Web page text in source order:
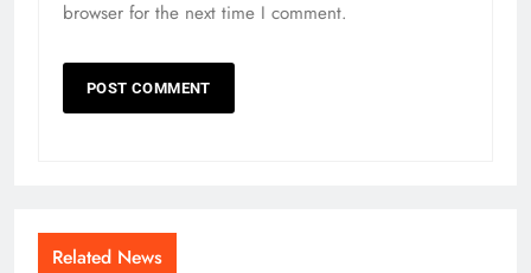
browser for the next time I comment.
Related News